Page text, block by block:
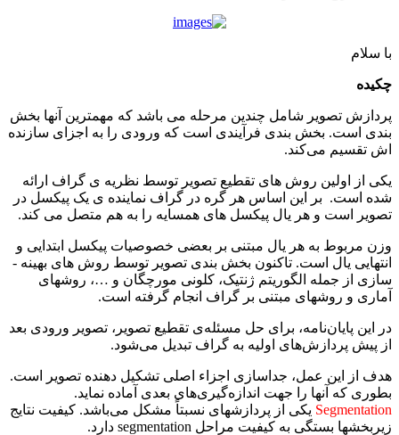
با سلام
چکیده
پردازش تصویر شامل چندین مرحله می ­باشد که مهمترین آن­ها بخش
­بندی است. بخش ­بندی فرآیندی است که ورودی را به اجزای سازنده
­اش تقسیم می‌کند.
یکی از اولین روش ­های تقطیع تصویر توسط نظریه ­ی گراف ارائه
شده­ است. بر این اساس هر گره در گراف نماینده ­ی یک پیکسل در
تصویر است و هر یال پیکسل­ های همسایه را به ­هم متصل می ­کند.
وزن مربوط به هر یال مبتنی بر بعضی خصوصیات پیکسل ابتدایی و
انتهایی یال است. تاکنون بخش ­بندی تصویر توسط روش­ های بهینه ­
سازی از جمله الگوریتم ژنتیک، کلونی مورچگان و …، روش­های
آماری و روش­های مبتنی بر گراف انجام گرفته ­است.
در این پایان‌نامه، برای حل مسئله­‌ی تقطیع تصویر، تصویر ورودی بعد
از پیش ­پردازش‌­های اولیه به گراف تبدیل می‌­شود.
هدف از این عمل، جداسازی اجزاء اصلی تشکیل دهنده تصویر است.
بطوری که آنها را جهت اندازه‌گیری‌های بعدی آماده نماید.
Segmentation یکی از پردازشهای نسبتاً مشکل می‌باشد. کیفیت نتایج
زیربخش­ها بستگی به کیفیت مراحل segmentation دارد.